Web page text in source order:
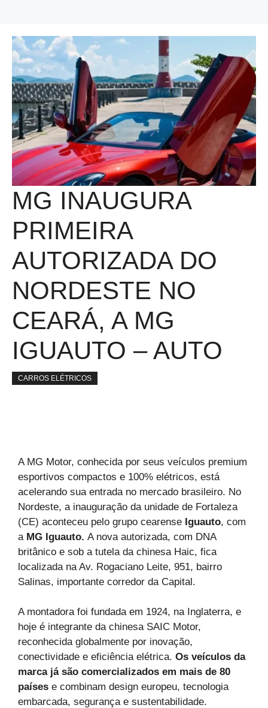
MG INAUGURA
PRIMEIRA
AUTORIZADA DO
NORDESTE NO
CEARÁ, A MG
IGUAUTO – AUTO
CARROS ELÉTRICOS
A MG Motor, conhecida por seus veículos premium
esportivos compactos e 100% elétricos, está
acelerando sua entrada no mercado brasileiro. No
Nordeste, a inauguração da unidade de Fortaleza
(CE) aconteceu pelo grupo cearense Iguauto, com
a MG Iguauto. A nova autorizada, com DNA
britânico e sob a tutela da chinesa Haic, fica
localizada na Av. Rogaciano Leite, 951, bairro
Salinas, importante corredor da Capital.
A montadora foi fundada em 1924, na Inglaterra, e
hoje é integrante da chinesa SAIC Motor,
reconhecida globalmente por inovação,
conectividade e eficiência elétrica. Os veículos da
marca já são comercializados em mais de 80
países e combinam design europeu, tecnologia
embarcada, segurança e sustentabilidade.